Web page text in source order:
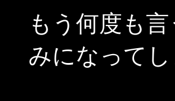
もう何度も
みになって